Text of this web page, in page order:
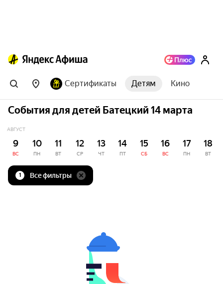
Сертификаты Детям Кино
События для детей Батецкий 14 марта
АВГУСТ
9
ВС
10
ПН
11
ВТ
12
СР
13
ЧТ
14
ПТ
15
СБ
16
ВС
17
ПН
18
ВТ
1 Все фильтры